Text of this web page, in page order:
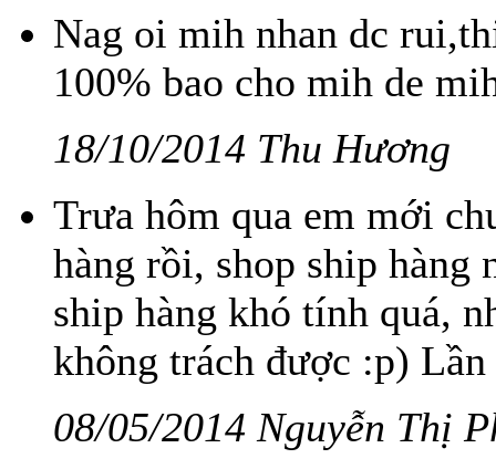
Nag oi mih nhan dc
100% bao cho mih de
18/10/2014 Thu Hương
Trưa hôm qua em mới
hàng rồi, shop ship
ship hàng khó tính quá,
không trách được :p)
08/05/2014 Nguyễn Thị